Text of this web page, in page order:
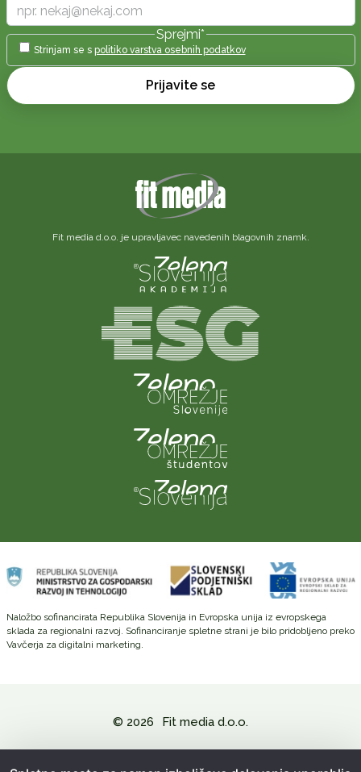
Sprejmi*
Strinjam se s politiko varstva osebnih podatkov
Prijavite se
Fit media d.o.o. je upravljavec navedenih blagovnih znamk.
Naložbo sofinancirata Republika Slovenija in Evropska unija iz evropskega
sklada za regionalni razvoj. Sofinanciranje spletne strani je bilo pridobljeno preko
Vavčerja za digitalni marketing.
© 2026 Fit media d.o.o.